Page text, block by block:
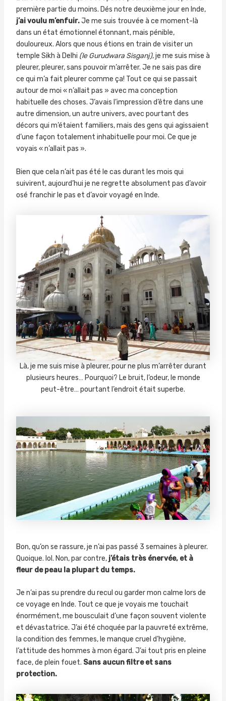
première partie du moins. Dés notre deuxième jour en Inde,
j’ai voulu m’enfuir.Je me suis trouvée à ce moment-là
dans un état émotionnel étonnant, mais pénible,
douloureux. Alors que nous étions en train de visiter un
temple Sikh à Delhi (le Gurudwara Sisganj), je me suis mise à
pleurer, pleurer, sans pouvoir m’arrêter. Je ne sais pas dire
ce qui m’a fait pleurer comme ça! Tout ce qui se passait
autour de moi « n’allait pas » avec ma conception
habituelle des choses. J’avais l’impression d’être dans une
autre dimension, un autre univers, avec pourtant des
décors qui m’étaient familiers, mais des gens qui agissaient
d’une façon totalement inhabituelle pour moi. Ce que je
voyais « n’allait pas ».
Bien que cela n’ait pas été le cas durant les mois qui
suivirent, aujourd’hui je ne regrette absolument pas d’avoir
osé franchir le pas et d’avoir voyagé en Inde.
Là, je me suis mise à pleurer, pour ne plus m’arrêter durant
plusieurs heures… Pourquoi? Le bruit, l’odeur, le monde
peut-être… pourtant l’endroit était superbe.
Bon, qu’on se rassure, je n’ai pas passé 3 semaines à pleurer.
Quoique. lol. Non, par contre, j’étais très énervée, et à
fleur de peau la plupart du temps.
Je n’ai pas su prendre du recul ou garder mon calme lors de
ce voyage en Inde. Tout ce que je voyais me touchait
énormément, me bousculait d’une façon souvent violente
et dévastatrice. J’ai été choquée par la pauvreté extrême,
la condition des femmes, le manque cruel d’hygiène,
l’attitude des hommes à mon égard. J’ai tout pris en pleine
face, de plein fouet. Sans aucun filtre et sans
protection.